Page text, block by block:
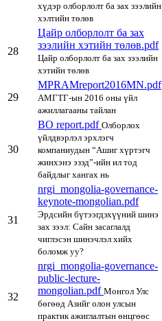
хүдэр олборлолт ба зах зээлийн
хэлтийн төлөв
28
Цайр олборлолт ба зах
зээлийн хэтийн төлөв.pdf
Цайр олборлолт ба зах зээлийн
хэтийн төлөв
29
MPRAMreport2016MN.pdf
АМГТГ-ын 2016 оны үйл
ажиллагааны тайлан
30
BO report.pdf Олборлох
үйлдвэрлэл эрхлэгч
компаниудын “Ашиг хүртэгч
жинхэнэ эзэд”-ийн ил тод
байдлыг хангах нь
31
nrgi_mongolia-governance-
keynote-mongolian.pdf
Эрдсийн бүтээгдэхүүний шинэ
зах зээл: Сайн засаглалд
чиглэсэн шинэчлэл хийх
боломж уу?
32
nrgi_mongolia-governance-
public-lecture-
mongolian.pdf Монгол Улс
бөгөөд Азийг олон улсын
практик ажиглалтын өнцгөөс